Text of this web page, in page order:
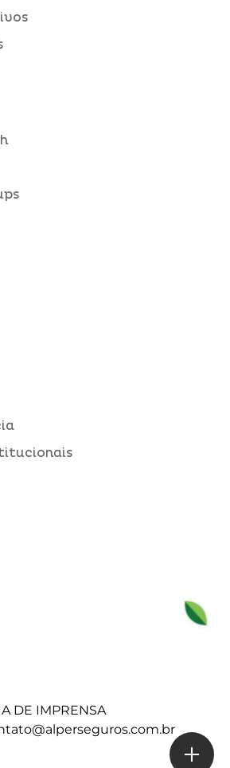
DE IMPRENSA